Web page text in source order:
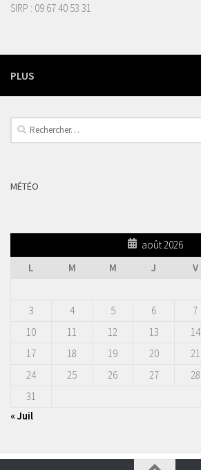
SIRP : 09 67 40 53 31
PLUS
Rechercher :
MÉTÉO
août 2026
L
M M J V
3
4 5 6 7
10
11 12 13 14
17
18 19 20 21
24
25 26 27 28
31
« Juil